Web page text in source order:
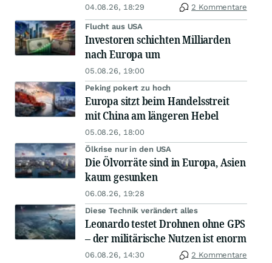
04.08.26, 18:29 2 Kommentare
Flucht aus USA
Investoren schichten Milliarden
nach Europa um
05.08.26, 19:00
Peking pokert zu hoch
Europa sitzt beim Handelsstreit
mit China am längeren Hebel
05.08.26, 18:00
Ölkrise nur in den USA
Die Ölvorräte sind in Europa, Asien
kaum gesunken
06.08.26, 19:28
Diese Technik verändert alles
Leonardo testet Drohnen ohne GPS
– der militärische Nutzen ist enorm
06.08.26, 14:30 2 Kommentare